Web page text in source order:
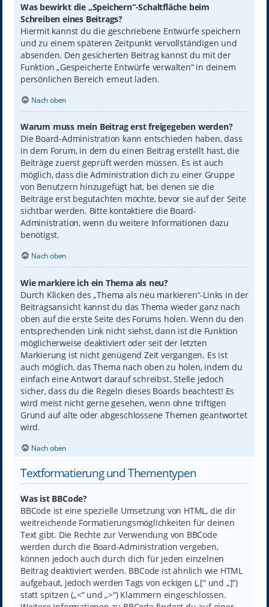
Was bewirkt die „Speichern“-Schaltfläche beim
Schreiben eines Beitrags?
Hiermit kannst du die geschriebene Entwürfe speichern
und zu einem späteren Zeitpunkt vervollständigen und
absenden. Den gesicherten Beitrag kannst du mit der
Funktion „Gespeicherte Entwürfe verwalten“ in deinem
persönlichen Bereich erneut laden.
Nach oben
Warum muss mein Beitrag erst freigegeben werden?
Die Board-Administration kann entschieden haben, dass
in dem Forum, in dem du einen Beitrag erstellt hast, die
Beiträge zuerst geprüft werden müssen. Es ist auch
möglich, dass die Administration dich zu einer Gruppe
von Benutzern hinzugefügt hat, bei denen sie die
Beiträge erst begutachten möchte, bevor sie auf der Seite
sichtbar werden. Bitte kontaktiere die Board-
Administration, wenn du weitere Informationen dazu
benötigst.
Nach oben
Wie markiere ich ein Thema als neu?
Durch Klicken des „Thema als neu markieren“-Links in der
Beitragsansicht kannst du das Thema wieder ganz nach
oben auf die erste Seite des Forums holen. Wenn du den
entsprechenden Link nicht siehst, dann ist die Funktion
möglicherweise deaktiviert oder seit der letzten
Markierung ist nicht genügend Zeit vergangen. Es ist
auch möglich, das Thema nach oben zu holen, indem du
einfach eine Antwort darauf schreibst. Stelle jedoch
sicher, dass du die Regeln dieses Boards beachtest! Es
wird meist nicht gerne gesehen, wenn ohne triftigen
Grund auf alte oder abgeschlossene Themen geantwortet
wird.
Nach oben
Textformatierung und Thementypen
Was ist BBCode?
BBCode ist eine spezielle Umsetzung von HTML, die dir
weitreichende Formatierungsmöglichkeiten für deinen
Text gibt. Die Rechte zur Verwendung von BBCode
werden durch die Board-Administration vergeben,
können jedoch auch durch dich für jeden einzelnen
Beitrag deaktiviert werden. BBCode ist ähnlich wie HTML
aufgebaut, jedoch werden Tags von eckigen („[“ und „]“)
statt spitzen („<“ und „>“) Klammern eingeschlossen.